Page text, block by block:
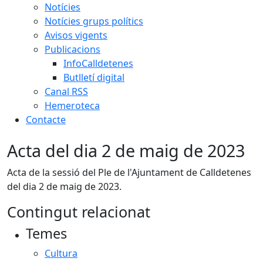
Notícies
Notícies grups polítics
Avisos vigents
Publicacions
InfoCalldetenes
Butlletí digital
Canal RSS
Hemeroteca
Contacte
Acta del dia 2 de maig de 2023
Acta de la sessió del Ple de l'Ajuntament de Calldetenes
del dia 2 de maig de 2023.
Contingut relacionat
Temes
Cultura